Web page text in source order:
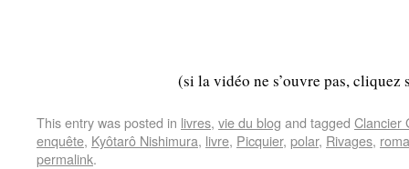
(si la vidéo ne s’ouvre pas, cliquez
This entry was posted in livres, vie du blog and tagged Clancier
enquête, Kyôtarô Nishimura, livre, Picquier, polar, Rivages,
permalink.